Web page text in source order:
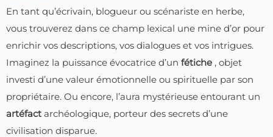
En tant qu’écrivain, blogueur ou scénariste en herbe,
vous trouverez dans ce champ lexical une mine d’or pour
enrichir vos descriptions, vos dialogues et vos intrigues.
Imaginez la puissance évocatrice d’un fétiche , objet
investi d’une valeur émotionnelle ou spirituelle par son
propriétaire. Ou encore, l’aura mystérieuse entourant un
artéfact archéologique, porteur des secrets d’une
civilisation disparue.